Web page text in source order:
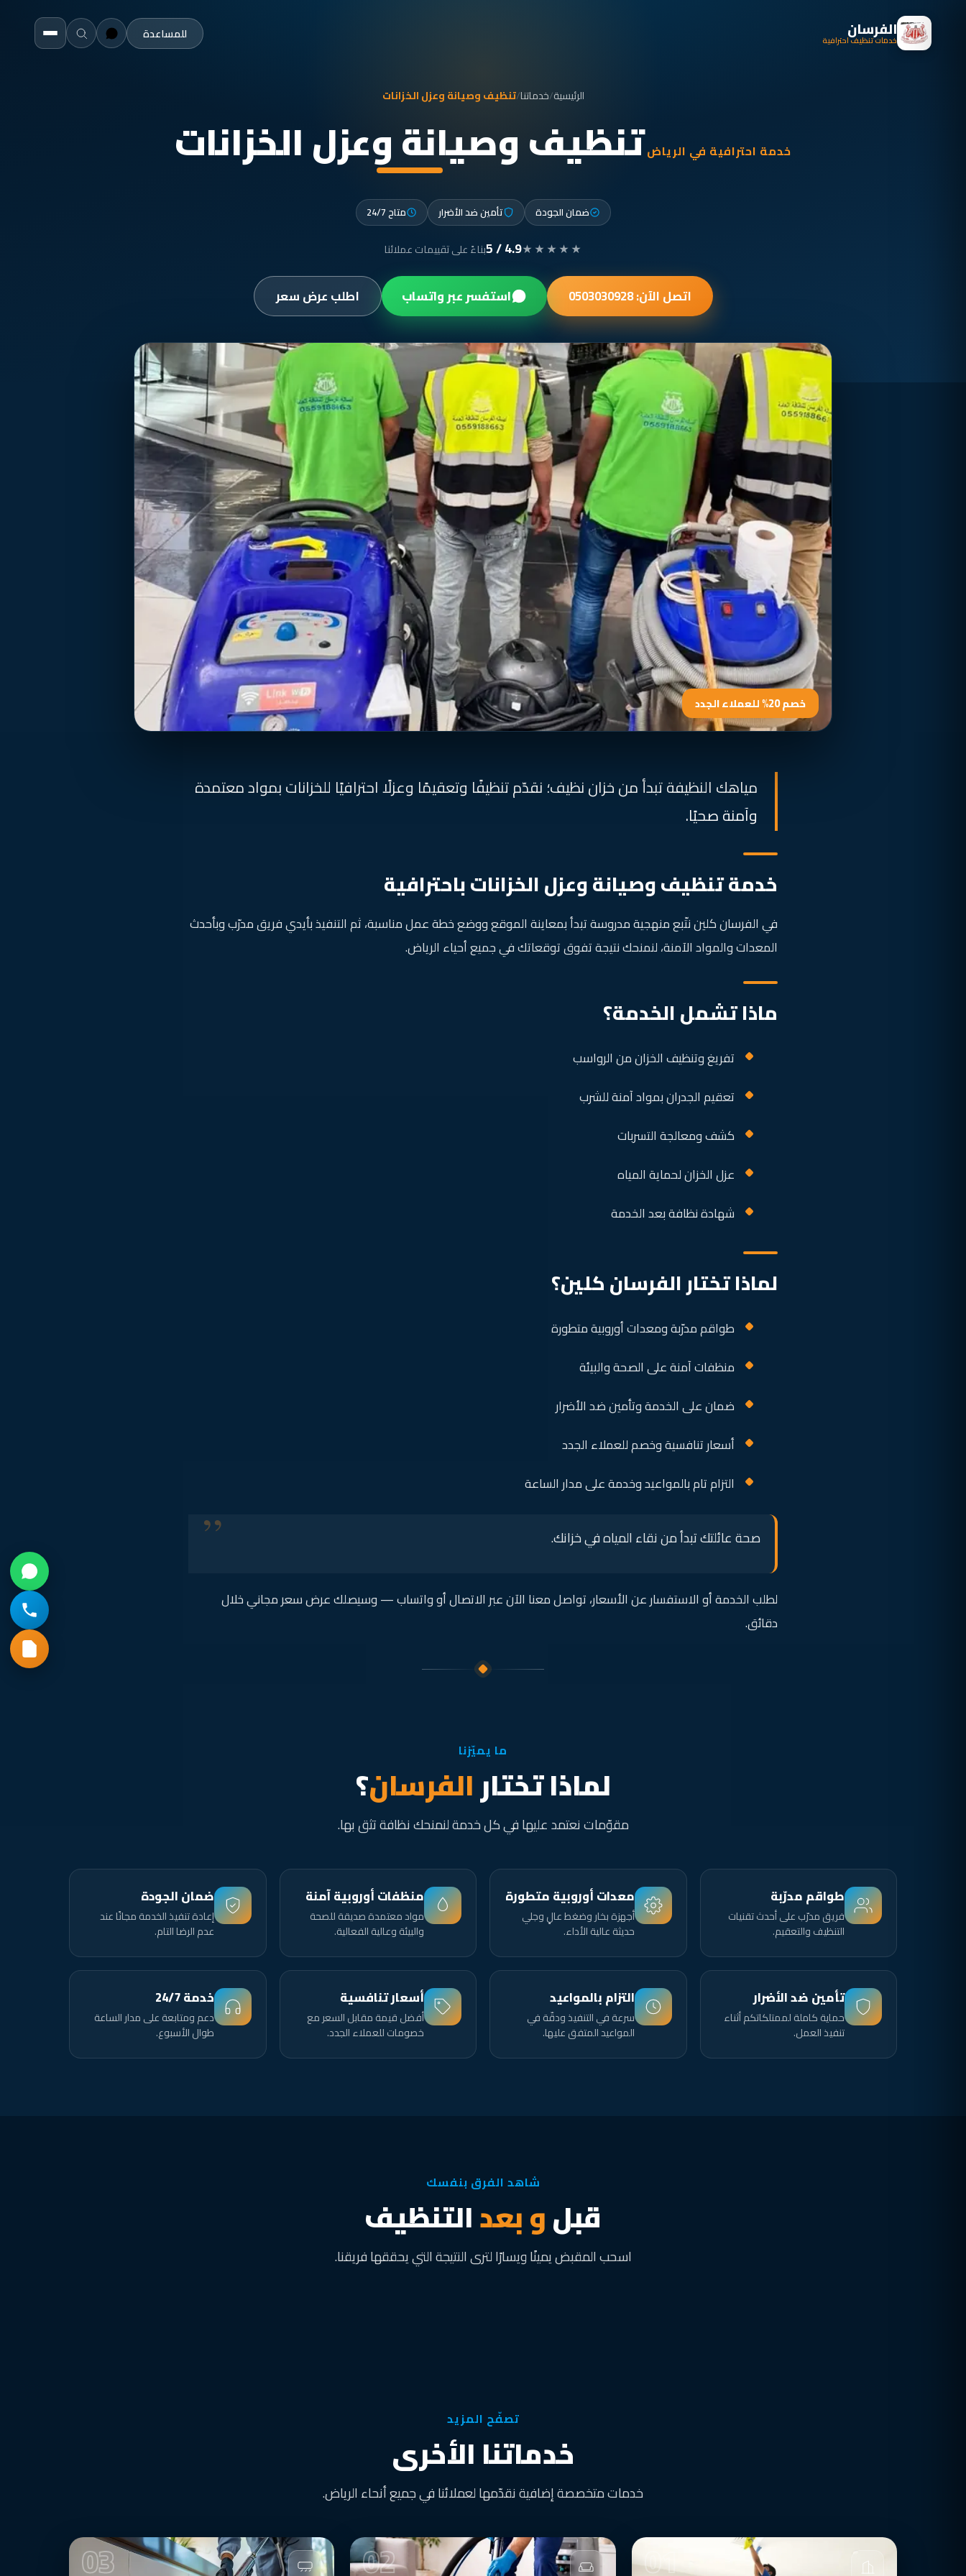
الفرسان
خدمات تنظيف احترافية للمساعدة
الرئيسية/خدماتنا/تنظيف وصيانة وعزل الخزانات
خدمة احترافية في الرياضتنظيف وصيانة وعزل الخزانات
ضمان الجودة تأمين ضد الأضرار متاح 24/7
★★★★★
4.9 / 5 بناءً على تقييمات عملائنا
اتصل الآن: 0503030928 استفسر عبر واتساب اطلب عرض سعر
خصم 20% للعملاء الجدد
مياهك النظيفة تبدأ من خزان نظيف؛ نقدّم تنظيفًا وتعقيمًا وعزلًا احترافيًا للخزانات بمواد معتمدة
وآمنة صحيًا.
خدمة تنظيف وصيانة وعزل الخزانات باحترافية
في الفرسان كلين نتّبع منهجية مدروسة تبدأ بمعاينة الموقع ووضع خطة عمل مناسبة، ثم التنفيذ بأيدي فريق مدرّب وبأحدث
المعدات والمواد الآمنة، لنمنحك نتيجة تفوق توقعاتك في جميع أحياء الرياض.
ماذا تشمل الخدمة؟
تفريغ وتنظيف الخزان من الرواسب
تعقيم الجدران بمواد آمنة للشرب
كشف ومعالجة التسربات
عزل الخزان لحماية المياه
شهادة نظافة بعد الخدمة
لماذا تختار الفرسان كلين؟
طواقم مدرّبة ومعدات أوروبية متطورة
منظفات آمنة على الصحة والبيئة
ضمان على الخدمة وتأمين ضد الأضرار
أسعار تنافسية وخصم للعملاء الجدد
التزام تام بالمواعيد وخدمة على مدار الساعة
صحة عائلتك تبدأ من نقاء المياه في خزانك.
لطلب الخدمة أو الاستفسار عن الأسعار، تواصل معنا الآن عبر الاتصال أو واتساب — وسيصلك عرض سعر مجاني خلال
دقائق.
ما يميّزنا
لماذا تختارالفرسان؟
مقوّمات نعتمد عليها في كل خدمة لنمنحك نظافة تثق بها.
طواقم مدرّبة
فريق مدرّب على أحدث تقنيات
التنظيف والتعقيم.
معدات أوروبية متطورة
أجهزة بخار وضغط عالٍ وجلي
حديثة عالية الأداء.
منظفات أوروبية آمنة
مواد معتمدة صديقة للصحة
والبيئة وعالية الفعالية.
ضمان الجودة
إعادة تنفيذ الخدمة مجانًا عند
عدم الرضا التام.
تأمين ضد الأضرار
حماية كاملة لممتلكاتكم أثناء
تنفيذ العمل.
التزام بالمواعيد
سرعة في التنفيذ ودقّة في
المواعيد المتفق عليها.
أسعار تنافسية
أفضل قيمة مقابل السعر مع
خصومات للعملاء الجدد.
خدمة 24/7
دعم ومتابعة على مدار الساعة
طوال الأسبوع.
شاهد الفرق بنفسك
قبلو بعدالتنظيف
اسحب المقبض يمينًا ويسارًا لترى النتيجة التي يحققها فريقنا.
تصفّح المزيد
خدماتنا الأخرى
خدمات متخصصة إضافية نقدّمها لعملائنا في جميع أنحاء الرياض.
01
02
03